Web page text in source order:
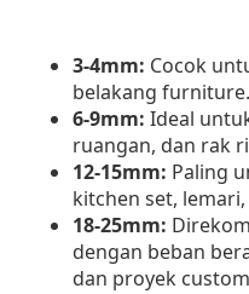
3-4mm: Cocok
belakang furniture.
6-9mm: Ideal
ruangan, dan rak
12-15mm: Paling
kitchen set,
18-25mm:
dengan beban
dan proyek